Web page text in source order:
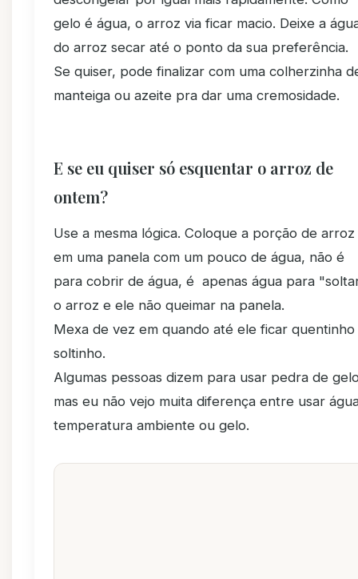
gelo é água, o arroz via ficar macio. Deixe a
do arroz secar até o ponto da sua preferência.
Se quiser, pode finalizar com uma colherzinha
manteiga ou azeite pra dar uma cremosidade.
E se eu quiser só esquentar o arroz de
ontem?
Use a mesma lógica. Coloque a porção de arroz
em uma panela com um pouco de água, não é
para cobrir de água, é apenas água para
o arroz e ele não queimar na panela.
Mexa de vez em quando até ele ficar quentinho
soltinho.
Algumas pessoas dizem para usar pedra de
mas eu não vejo muita diferença entre usar
temperatura ambiente ou gelo.